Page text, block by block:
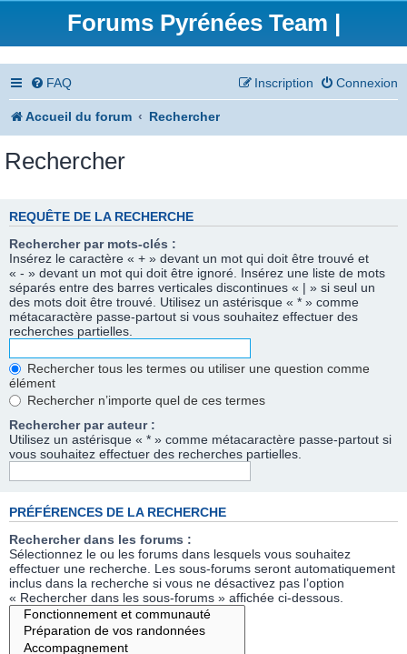
Forums Pyrénées Team |
FAQ Connexion
Inscription
Accueil du forum Rechercher
Rechercher
REQUÊTE DE LA RECHERCHE
Rechercher par mots-clés :
Insérez le caractère « + » devant un mot qui doit être trouvé et
« - » devant un mot qui doit être ignoré. Insérez une liste de mots
séparés entre des barres verticales discontinues « | » si seul un
des mots doit être trouvé. Utilisez un astérisque « * » comme
métacaractère passe-partout si vous souhaitez effectuer des
recherches partielles.
Rechercher tous les termes ou utiliser une question comme
élément
Rechercher n’importe quel de ces termes
Rechercher par auteur :
Utilisez un astérisque « * » comme métacaractère passe-partout si
vous souhaitez effectuer des recherches partielles.
PRÉFÉRENCES DE LA RECHERCHE
Rechercher dans les forums :
Sélectionnez le ou les forums dans lesquels vous souhaitez
effectuer une recherche. Les sous-forums seront automatiquement
inclus dans la recherche si vous ne désactivez pas l’option
« Rechercher dans les sous-forums » affichée ci-dessous.